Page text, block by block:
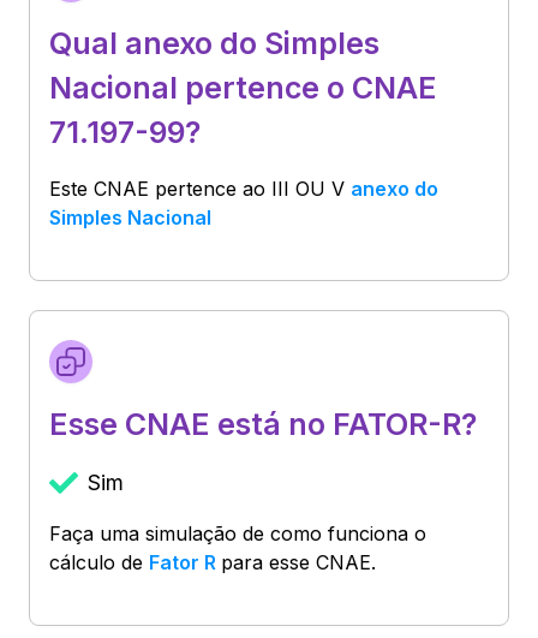
Qual anexo do Simples
Nacional pertence o CNAE
71.197-99?
Este CNAE pertence ao III OU V anexo do
Simples Nacional
Esse CNAE está no FATOR-R?
Sim
Faça uma simulação de como funciona o
cálculo de Fator R para esse CNAE.